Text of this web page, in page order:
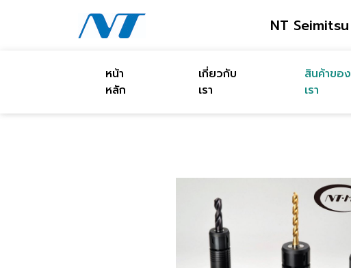
NT Seimitsu
หน้า
หลัก
เกี่ยวกับ
เรา
สินค้าของ
เรา